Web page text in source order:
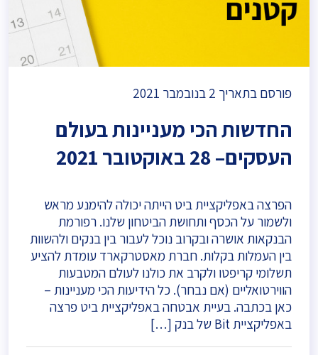
פורסם בתאריך 2 בנובמבר 2021
החדשות הכי מעניינות בעולם
העסקים– 28 באוקטובר 2021
הפרצה באפליקציית ביט הייתה יכולה להימנע מראש
ולשמור על הכסף ותחושת הביטחון שלנו. רפורמת
הבנקאות אושרה ובקרוב נוכל לעבור בין בנקים ולהשוות
בין העמלות בקלות. חברת מאסטרקארד עומדת להציע
תשלומי קריפטו ולקרב את כולנו לעולם המטבעות
הווירטואליים (אם נבחר). כל הידיעות הכי מעניינות –
כאן בכתבה. בעיית אבטחה באפליקציית ביט פרצה
באפליקציית Bit של בנק […]